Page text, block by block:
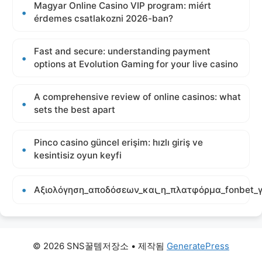
Magyar Online Casino VIP program: miért
érdemes csatlakozni 2026-ban?
Fast and secure: understanding payment
options at Evolution Gaming for your live casino
A comprehensive review of online casinos: what
sets the best apart
Pinco casino güncel erişim: hızlı giriş ve
kesintisiz oyun keyfi
© 2026 SNS꿀템저장소 • 제작됨 GeneratePress